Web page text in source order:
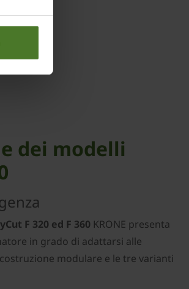
dei modelli
F 320 ed F 360 KRONE presenta
in grado di adattarsi alle
modulare e le tre varianti